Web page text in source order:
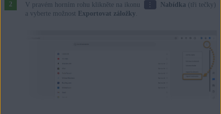
V pravém horním rohu klikněte na ikonu ⋮ Nabídka (tři tečky)
a vyberte možnost Exportovat záložky